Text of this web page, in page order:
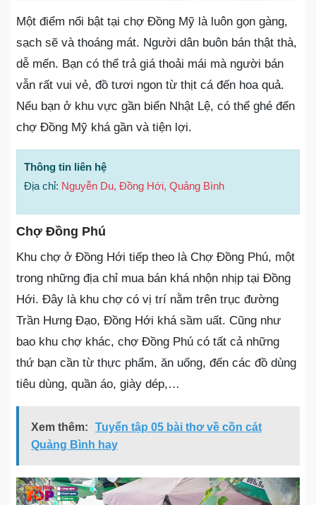
Một điểm nổi bật tại chợ Đồng Mỹ là luôn gọn gàng,
sạch sẽ và thoáng mát. Người dân buôn bán thật thà,
dễ mến. Bạn có thể trả giá thoải mái mà người bán
vẫn rất vui vẻ, đồ tươi ngon từ thịt cá đến hoa quả.
Nếu bạn ở khu vực gần biển Nhật Lệ, có thể ghé đến
chợ Đồng Mỹ khá gần và tiện lợi.
Thông tin liên hệ
Địa chỉ: Nguyễn Du, Đồng Hới, Quảng Bình
Chợ Đồng Phú
Khu chợ ở Đồng Hới tiếp theo là Chợ Đồng Phú, một
trong những địa chỉ mua bán khá nhộn nhịp tại Đồng
Hới. Đây là khu chợ có vị trí nằm trên trục đường
Trần Hưng Đạo, Đồng Hới khá sầm uất. Cũng như
bao khu chợ khác, chợ Đồng Phú có tất cả những
thứ bạn cần từ thực phẩm, ăn uống, đến các đồ dùng
tiêu dùng, quần áo, giày dép,…
Xem thêm:
Tuyển tập 05 bài thơ về cồn cát
Quảng Bình hay